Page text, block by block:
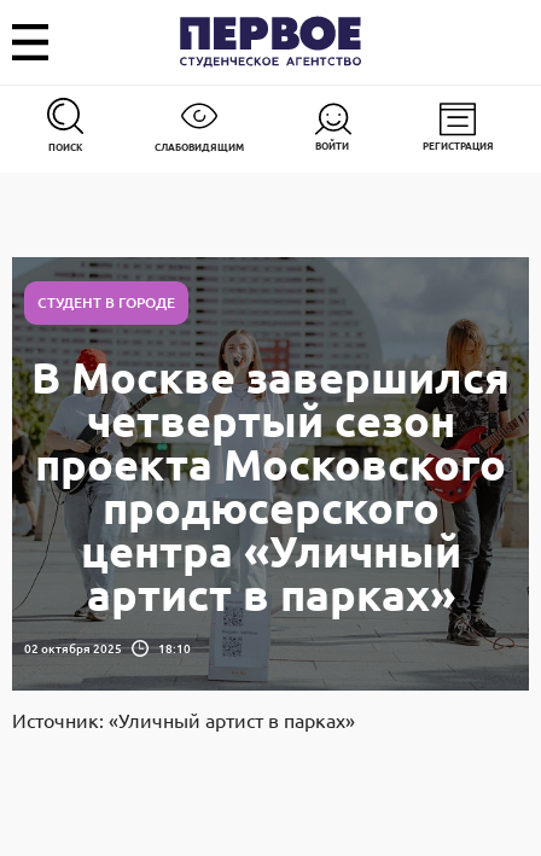
ПОИСК СЛАБОВИДЯЩИМ ВОЙТИ РЕГИСТРАЦИЯ
СТУДЕНТ В ГОРОДЕ
В Москве завершился
четвертый сезон
проекта Московского
продюсерского
центра «Уличный
артист в парках»
02 октября 2025 18:10
Источник: «Уличный артист в парках»